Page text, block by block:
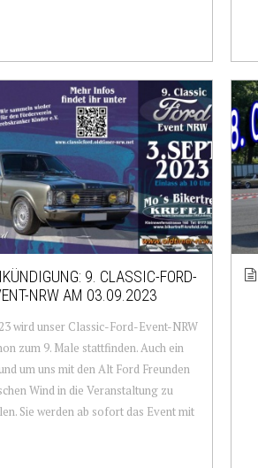
9. CLASSIC-FORD-
NRW AM 03.09.2023
wird unser Classic-Ford-Event-NRW
zum 9. Male stattfinden. Auch ein
um uns mit den Alt Ford Freunden
Wind in die Veranstaltung zu
Sie werden ab sofort das Event mit